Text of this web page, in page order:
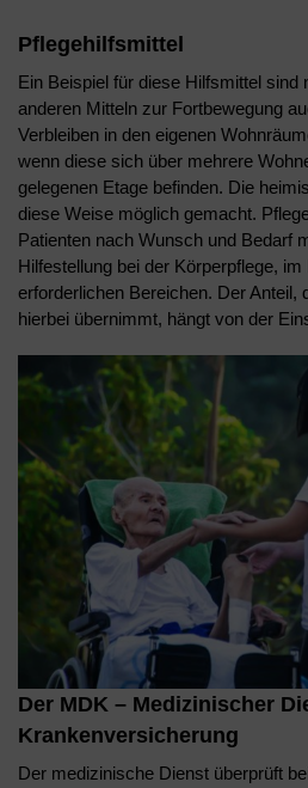
Pflegehilfsmittel
Ein Beispiel für diese Hilfsmittel sind
anderen Mitteln zur Fortbewegung
Verbleiben in den eigenen
wenn diese sich über mehrere
gelegenen Etage befinden. Die
diese Weise möglich gemacht.
Patienten nach Wunsch und Bedarf
Hilfestellung bei der Körperpflege,
erforderlichen Bereichen. Der Anteil,
hierbei übernimmt, hängt von der
Der MDK – Medizinischer
Krankenversicherung
Der medizinische Dienst überprüft